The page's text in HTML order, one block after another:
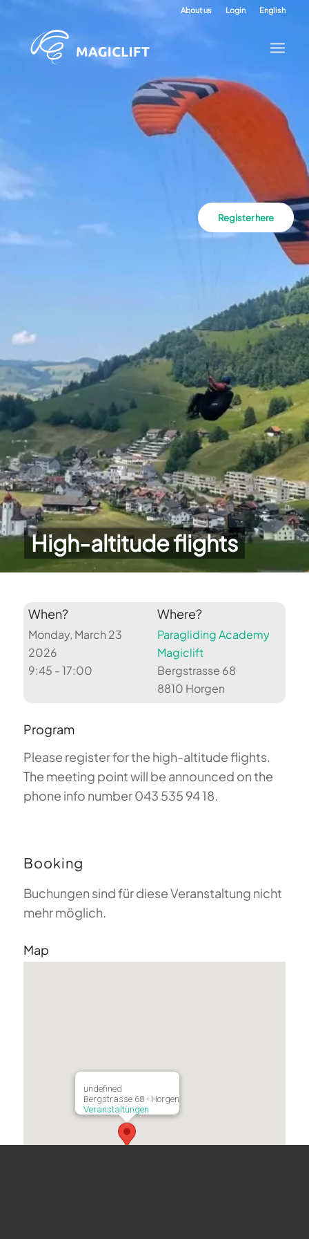
About us Login English
High-altitude flights
Register here
When?
Monday, March 23
2026
9:45 - 17:00
Where?
Paragliding Academy
Magiclift
Bergstrasse 68
8810 Horgen
Program
Please register for the high-altitude flights.
The meeting point will be announced on the
phone info number 043 535 94 18.
Booking
Buchungen sind für diese Veranstaltung nicht
mehr möglich.
Map
undefined
Bergstrasse 68 - Horgen
Veranstaltungen